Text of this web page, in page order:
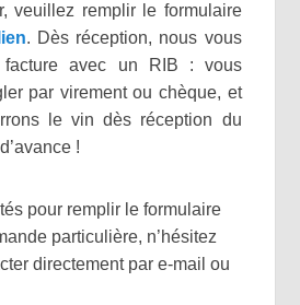
veuillez remplir le formulaire
. Dès réception, nous vous
facture avec un RIB : vous
par virement ou chèque, et
le vin dès réception du
!
pour remplir le formulaire
particulière, n’hésitez
directement par e-mail ou